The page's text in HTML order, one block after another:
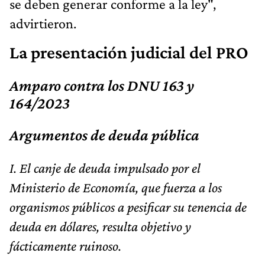
se deben generar conforme a la ley",
advirtieron.
La presentación judicial del PRO
Amparo contra los DNU 163 y
164/2023
Argumentos de deuda pública
I. El canje de deuda impulsado por el
Ministerio de Economía, que fuerza a los
organismos públicos a pesificar su tenencia de
deuda en dólares, resulta objetivo y
fácticamente ruinoso.